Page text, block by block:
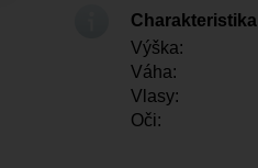
Charakteristika
Výška:
Váha:
Vlasy:
Oči: